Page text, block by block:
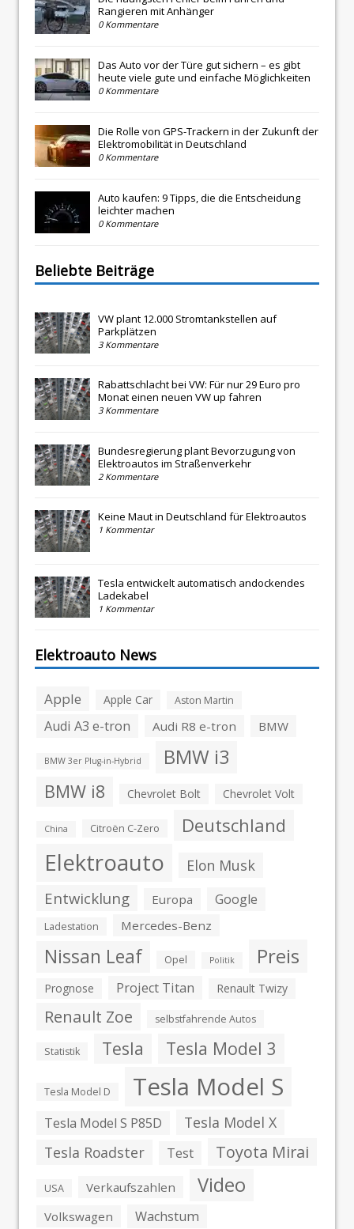
Rangieren mit Anhänger
0 Kommentare
Das Auto vor der Türe gut sichern – es gibt
heute viele gute und einfache Möglichkeiten
0 Kommentare
Die Rolle von GPS-Trackern in der Zukunft der
Elektromobilität in Deutschland
0 Kommentare
Auto kaufen: 9 Tipps, die die Entscheidung
leichter machen
0 Kommentare
Beliebte Beiträge
VW plant 12.000 Stromtankstellen auf
Parkplätzen
3 Kommentare
Rabattschlacht bei VW: Für nur 29 Euro pro
Monat einen neuen VW up fahren
3 Kommentare
Bundesregierung plant Bevorzugung von
Elektroautos im Straßenverkehr
2 Kommentare
Keine Maut in Deutschland für Elektroautos
1 Kommentar
Tesla entwickelt automatisch andockendes
Ladekabel
1 Kommentar
Elektroauto News
Apple Apple Car Aston Martin
Audi A3 e-tron Audi R8 e-tron BMW
BMW 3er Plug-in-Hybrid BMW i3
BMW i8 Chevrolet Bolt Chevrolet Volt
China Citroën C-Zero Deutschland
Elektroauto Elon Musk
Entwicklung Europa Google
Ladestation Mercedes-Benz
Nissan Leaf Opel Politik Preis
Prognose Project Titan Renault Twizy
Renault Zoe selbstfahrende Autos
Statistik Tesla Tesla Model 3
Tesla Model D Tesla Model S
Tesla Model S P85D
Tesla Model X
Tesla Roadster
Test Toyota Mirai
USA Verkaufszahlen Video
Volkswagen Wachstum